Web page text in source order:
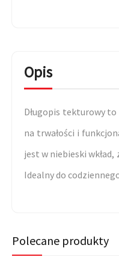
Opis
Długopis tekturowy
na trwałości i
jest w niebieski
Idealny do
Polecane produkty